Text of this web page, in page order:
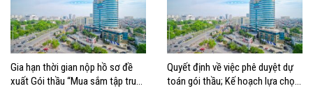
Gia hạn thời gian nộp hồ sơ đề
xuất Gói thầu “Mua sắm tập trung
Quyết định về việc phê duyệt dự
toán gói thầu; Kế hoạch lựa chọn